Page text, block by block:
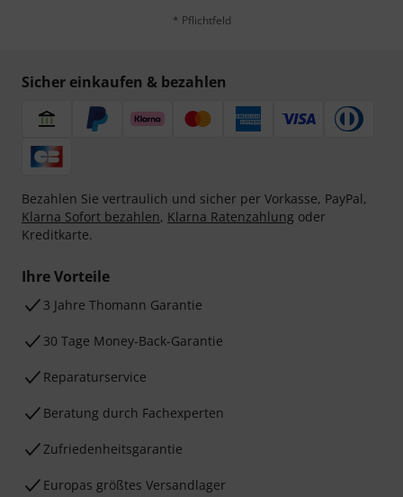
* Pflichtfeld
Sicher einkaufen & bezahlen
Bezahlen Sie vertraulich und sicher per Vorkasse, PayPal,
Klarna Sofort bezahlen, Klarna Ratenzahlung oder
Kreditkarte.
Ihre Vorteile
3 Jahre Thomann Garantie
30 Tage Money-Back-Garantie
Reparaturservice
Beratung durch Fachexperten
Zufriedenheitsgarantie
Europas größtes Versandlager